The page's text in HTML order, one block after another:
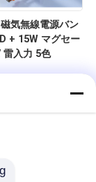
気無線電源バン
+ 15W マグセー
雷入力 5色